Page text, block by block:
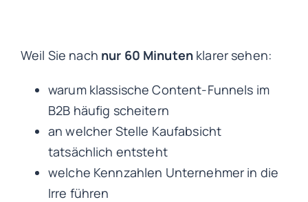
Weil Sie nach nur 60 Minuten klarer sehen:
warum klassische Content-Funnels im
B2B häufig scheitern
an welcher Stelle Kaufabsicht
tatsächlich entsteht
welche Kennzahlen Unternehmer in die
Irre führen